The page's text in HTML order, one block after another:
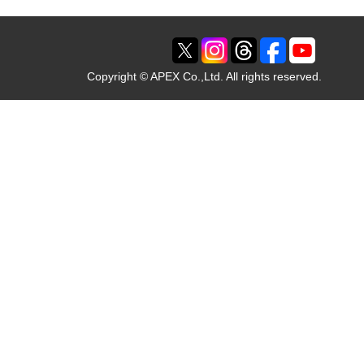
Copyright © APEX Co.,Ltd. All rights reserved.